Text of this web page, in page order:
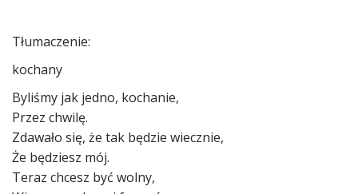
Tłumaczenie:
kochany
Byliśmy jak jedno, kochanie,
Przez chwilę.
Zdawało się, że tak będzie wiecznie,
Że będziesz mój.
Teraz chcesz być wolny,